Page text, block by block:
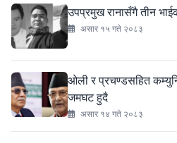
उपप्रमुख रानासँगै तीन
असार १५ गते २०८३
ओली र प्रचण्डसहित
जमघट हुदै
असार १४ गते २०८३